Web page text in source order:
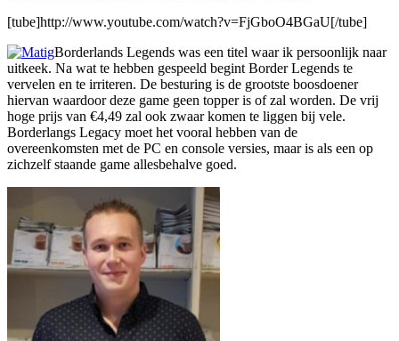
[tube]http://www.youtube.com/watch?v=FjGboO4BGaU[/tube]
Borderlands Legends was een titel waar ik persoonlijk naar
uitkeek. Na wat te hebben gespeeld begint Border Legends te
vervelen en te irriteren. De besturing is de grootste boosdoener
hiervan waardoor deze game geen topper is of zal worden. De vrij
hoge prijs van €4,49 zal ook zwaar komen te liggen bij vele.
Borderlangs Legacy moet het vooral hebben van de
overeenkomsten met de PC en console versies, maar is als een op
zichzelf staande game allesbehalve goed.